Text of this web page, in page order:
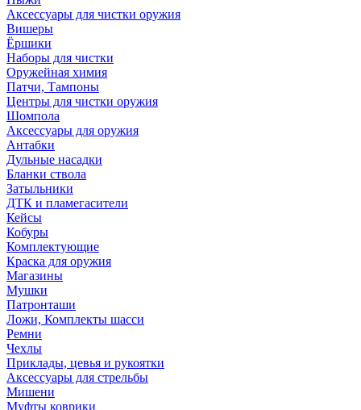
Аксессуары для чистки оружия
Вишеры
Ёршики
Наборы для чистки
Оружейная химия
Патчи, Тампоны
Центры для чистки оружия
Шомпола
Аксессуары для оружия
Антабки
Дульные насадки
Бланки ствола
Затыльники
ДТК и пламегасители
Кейсы
Кобуры
Комплектующие
Краска для оружия
Магазины
Мушки
Патронташи
Ложи, Комплекты шасси
Ремни
Чехлы
Приклады, цевья и рукоятки
Аксессуары для стрельбы
Мишени
Муфты коврики